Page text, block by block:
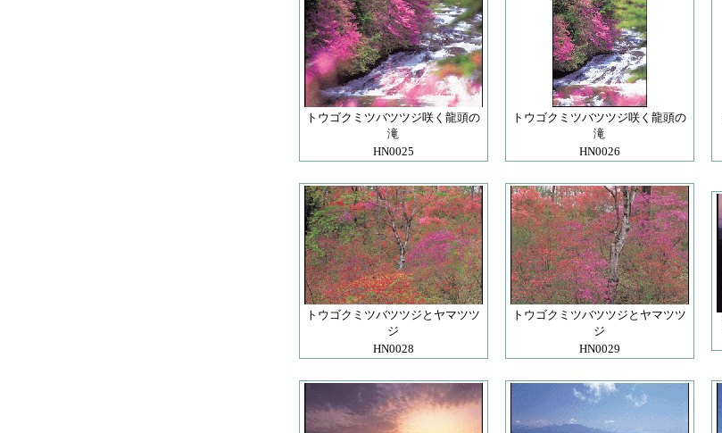
トウゴクミツバツツジ咲く龍頭の
滝
HN0025
トウゴクミツバツツジ咲く龍頭の
滝
HN0026
トウゴクミツバツツジとヤマツツ
ジ
HN0028
トウゴクミツバツツジとヤマツツ
ジ
HN0029